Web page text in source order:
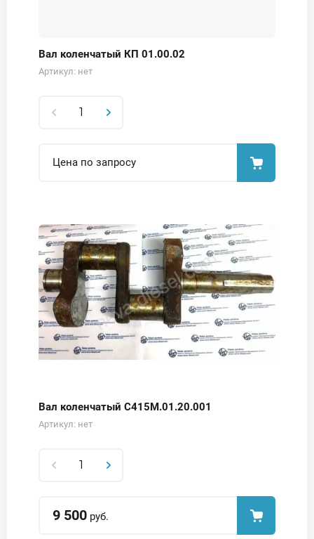
Вал коленчатый КП 01.00.02
Артикул: нет
Цена по запросу
Вал коленчатый С415М.01.20.001
Артикул: нет
9 500 руб.